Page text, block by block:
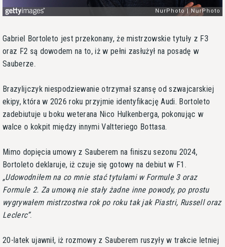
Gabriel Bortoleto jest przekonany, że mistrzowskie tytuły z F3
oraz F2 są dowodem na to, iż w pełni zasłużył na posadę w
Sauberze.
Brazylijczyk niespodziewanie otrzymał szansę od szwajcarskiej
ekipy, która w 2026 roku przyjmie identyfikację Audi. Bortoleto
zadebiutuje u boku weterana Nico Hulkenberga, pokonując w
walce o kokpit między innymi Valtteriego Bottasa.
Mimo dopięcia umowy z Sauberem na finiszu sezonu 2024,
Bortoleto deklaruje, iż czuje się gotowy na debiut w F1.
Udowodniłem na co mnie stać tytułami w Formule 3 oraz
Formule 2. Za umową nie stały żadne inne powody, po prostu
wygrywałem mistrzostwa rok po roku tak jak Piastri, Russell oraz
Leclerc .
20-latek ujawnił, iż rozmowy z Sauberem ruszyły w trakcie letniej